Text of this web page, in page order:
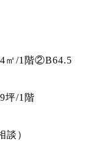
㎡/1階②B64.5
坪/1階
談）